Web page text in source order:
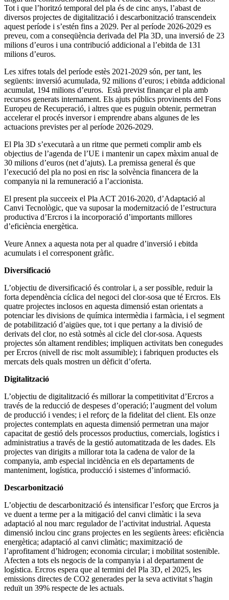
Tot i que l’horitzó temporal del pla és de cinc anys, l’abast de
diversos projectes de digitalització i descarbonització transcendeix
aquest període i s’estén fins a 2029. Per al període 2026-2029 es
preveu, com a conseqüència derivada del Pla 3D, una inversió de 23
milions d’euros i una contribució addicional a l’ebitda de 131
milions d’euros.
Les xifres totals del període estès 2021-2029 són, per tant, les
següents: inversió acumulada, 92 milions d’euros; i ebitda addicional
acumulat, 194 milions d’euros. Està previst finançar el pla amb
recursos generats internament. Els ajuts públics provinents del Fons
Europeu de Recuperació, i altres que es puguin obtenir, permetran
accelerar el procés inversor i emprendre abans algunes de les
actuacions previstes per al període 2026-2029.
El Pla 3D s’executarà a un ritme que permeti complir amb els
objectius de l’agenda de l’UE i mantenir un capex màxim anual de
30 milions d’euros (net d’ajuts). La premissa general és que
l’execució del pla no posi en risc la solvència financera de la
companyia ni la remuneració a l’accionista.
El present pla succeeix el Pla ACT 2016-2020, d’Adaptació al
Canvi Tecnològic, que va suposar la modernització de l’estructura
productiva d’Ercros i la incorporació d’importants millores
d’eficiència energètica.
Veure Annex a aquesta nota per al quadre d’inversió i ebitda
acumulats i el corresponent gràfic.
Diversificació
L’objectiu de diversificació és controlar i, a ser possible, reduir la
forta dependència cíclica del negoci del clor-sosa que té Ercros. Els
quatre projectes inclosos en aquesta dimensió estan orientats a
potenciar les divisions de química intermèdia i farmàcia, i el segment
de potabilització d’aigües que, tot i que pertany a la divisió de
derivats del clor, no està sotmès al cicle del clor-sosa. Aquests
projectes són altament rendibles; impliquen activitats ben conegudes
per Ercros (nivell de risc molt assumible); i fabriquen productes els
mercats dels quals mostren un dèficit d’oferta.
Digitalització
L’objectiu de digitalització és millorar la competitivitat d’Ercros a
través de la reducció de despeses d’operació; l’augment del volum
de producció i vendes; i el reforç de la fidelitat del client. Els onze
projectes contemplats en aquesta dimensió permetran una major
capacitat de gestió dels processos productius, comercials, logístics i
administratius a través de la gestió automatitzada de les dades. Els
projectes van dirigits a millorar tota la cadena de valor de la
companyia, amb especial incidència en els departaments de
manteniment, logística, producció i sistemes d’informació.
Descarbonització
L’objectiu de descarbonització és intensificar l’esforç que Ercros ja
ve duent a terme per a la mitigació del canvi climàtic i la seva
adaptació al nou marc regulador de l’activitat industrial. Aquesta
dimensió inclou cinc grans projectes en les següents àrees: eficiència
energètica; adaptació al canvi climàtic; maximització de
l’aprofitament d’hidrogen; economia circular; i mobilitat sostenible.
Afecten a tots els negocis de la companyia i al departament de
logística. Ercros espera que al termini del Pla 3D, el 2025, les
emissions directes de CO2 generades per la seva activitat s’hagin
reduït un 39% respecte de les actuals.